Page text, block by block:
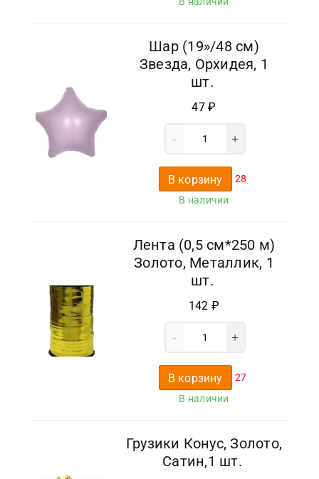
Шар (19»/48 см)
Звезда, Орхидея, 1
шт.
47 ₽
В корзину
28
В наличии
Лента (0,5 см*250 м)
Золото, Металлик, 1
шт.
142 ₽
В корзину
27
В наличии
Грузики Конус, Золото,
Сатин,1 шт.